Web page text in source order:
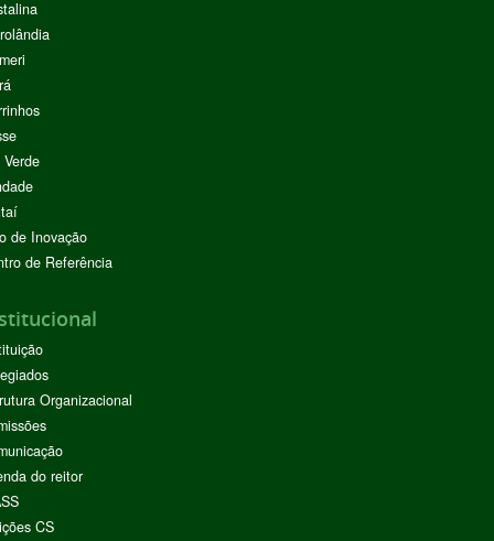
de Inovação
de Referência
Organizacional
do reitor
CS